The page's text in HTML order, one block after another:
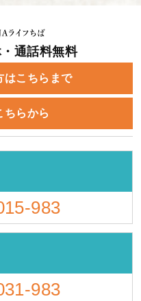
通話料無料
はこちらまで
ちらから
983
983